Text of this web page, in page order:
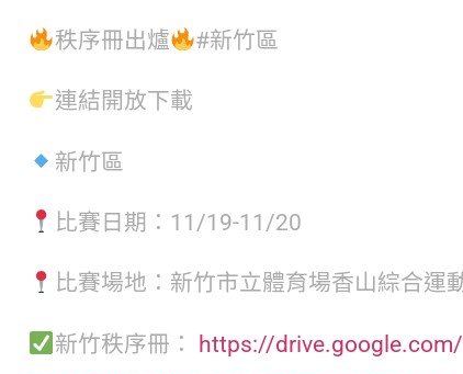
秩序冊出爐 #新竹區
連結開放下載
新竹區
比賽日期：11/19-11/20
比賽場地：新竹市立體育場香山綜合運
新竹秩序冊：
https://